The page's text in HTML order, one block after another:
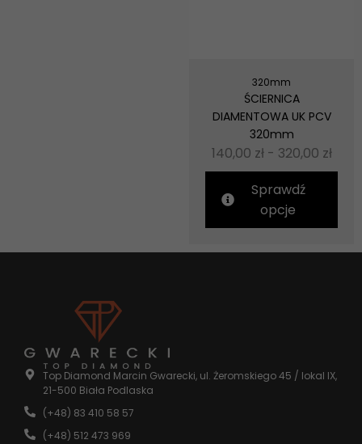
320mm
ŚCIERNICA
DIAMENTOWA UK PCV
320mm
140,00 zł - 320,00 zł
Sprawdź
opcje
Top Diamond Marcin Gwarecki, ul. Żeromskiego 45 / lokal IX,
21-500 Biała Podlaska
(+48) 83 410 58 57
(+48) 512 473 969